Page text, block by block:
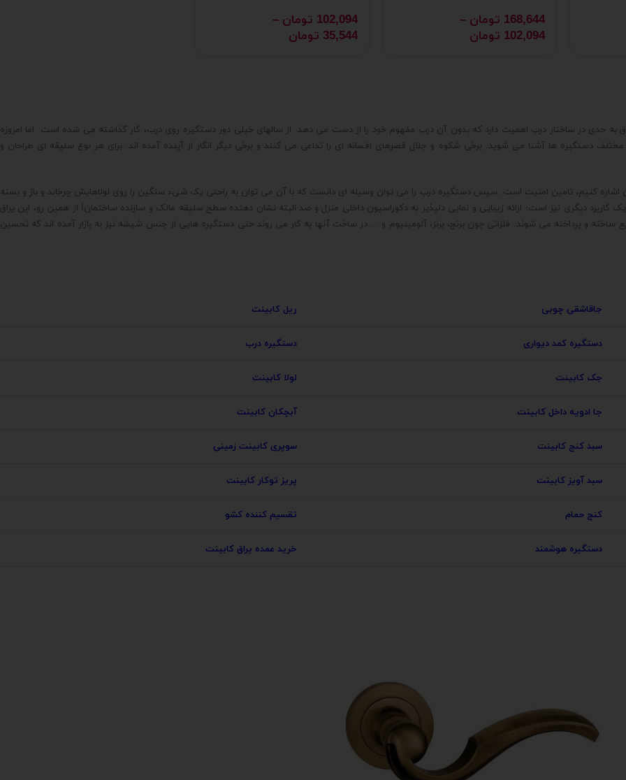
168,644 تومان –
102,094 تومان
102,094 تومان –
35,544 تومان
به حدی در ساختار درب اهمیت دارد که بدون آن درب مفهوم خود را از دست می دهد. از سالهای خیلی دور دستگیره روی درب، کار گذاشته می شده است. اما امروزه
مختلف دستگیره ها آشنا می شوید. برخی شکوه و جلال قصرهای افسانه ای را تداعی می کنند و برخی دیگر انگار از آینده آمده اند. برای هر نوع سلیقه ای طراحان و
آن اشاره کنیم، تامین امنیت است. سپس دستگیره درب را می توان وسیله ای دانست که با آن می توان به راحتی یک شیء سنگین را روی لولاهایش چرخاند و باز و بسته
کاربرد دیگری نیز است؛ ارائه زیبایی و نمایی دلپذیر به دکوراسیون داخلی منزل و صد البته نشان دهنده سطح سلیقه مالک و سازنده ساختمان! از همین رو، این یراق
ساخته و پرداخته می شوند. فلزاتی چون برنج، برنز، آلومینیوم و ... در ساخت آنها به کار می روند حتی دستگیره هایی از جنس شیشه نیز به بازار آمده اند که تحسین
جاقاشقی چوبی ریل کابینت
دستگیره کمد دیواری دستگیره درب
جک کابینت لولا کابینت
جا ادویه داخل کابینت آبچکان کابینت
سبد کنج کابینت سوپری کابینت زمینی
سبد آویز کابینت پریز توکار کابینت
کنج حمام تقسیم کننده کشو
دستگیره هوشمند خرید عمده یراق کابینت